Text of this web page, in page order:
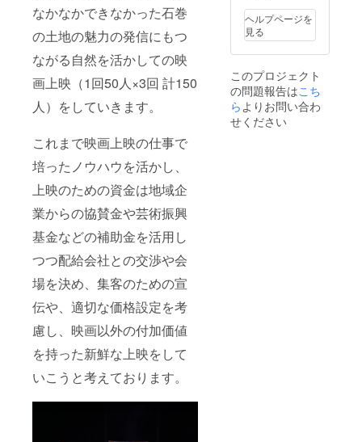
なかなかできなかった石巻
の土地の魅力の発信にもつ
ながる自然を活かしての映
画上映（1回50人×3回 計150
人）をしていきます。
これまで映画上映の仕事で
培ったノウハウを活かし、
上映のための資金は地域企
業からの協賛金や芸術振興
基金などの補助金を活用し
つつ配給会社との交渉や会
場を決め、集客のための宣
伝や、適切な価格設定を考
慮し、映画以外の付加価値
を持った新鮮な上映をして
いこうと考えております。
月：支援者様
（10,000円）の
観たい映画を3本
選び連続上映 /
会場：市内屋外
月：ドニー・
ダーコ / 会場：
市内屋外 9月：
ナポレオン・ダ
イナマイト / 会
場：市内施設 11
月：惑星ソラリ
ス / 会場：市内
屋外 ※作品につ
いては現在交渉
ヘルプページを
見る
このプロジェクト
の問題報告はこち
ら よりお問い合わ
せください